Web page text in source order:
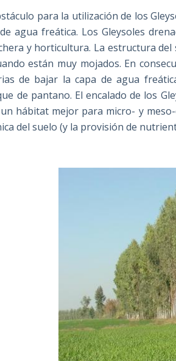
para la utilización de los
agua freática. Los Gleysoles
y horticultura. La estructura
están muy mojados. En
de bajar la capa de agua
de pantano. El encalado de los
hábitat mejor para micro- y
del suelo (y la provisión de